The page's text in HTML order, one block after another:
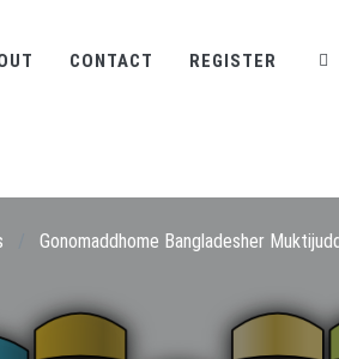
CONTACT REGISTER
Gonomaddhome Bangladesher